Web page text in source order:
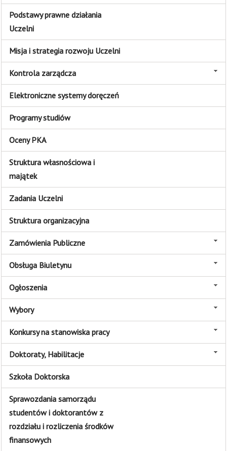
Podstawy prawne działania
Uczelni
Misja i strategia rozwoju Uczelni
Kontrola zarządcza
Elektroniczne systemy doręczeń
Programy studiów
Oceny PKA
Struktura własnościowa i
majątek
Zadania Uczelni
Struktura organizacyjna
Zamówienia Publiczne
Obsługa Biuletynu
Ogłoszenia
Wybory
Konkursy na stanowiska pracy
Doktoraty, Habilitacje
Szkoła Doktorska
Sprawozdania samorządu
studentów i doktorantów z
rozdziału i rozliczenia środków
finansowych